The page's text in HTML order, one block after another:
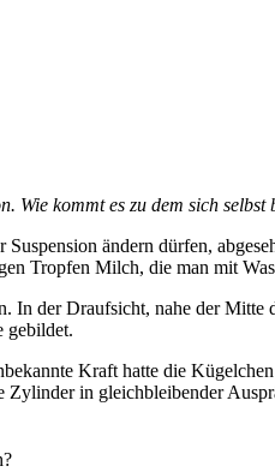
Wie kommt es zu dem sich
ändern dürfen,
Tropfen Milch, die man mit
In der Draufsicht, nahe der
gebildet.
Kraft hatte die
in gleichbleibender